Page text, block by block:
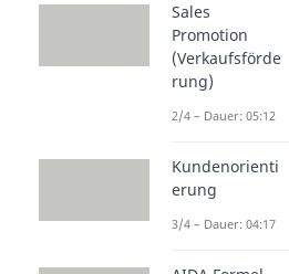
Personelle
Die
Differenzierung
Sales
Promotion
(Verkaufsförde
rung)
2/4 – Dauer: 05:12
Kundenorienti
erung
3/4 – Dauer: 04:17